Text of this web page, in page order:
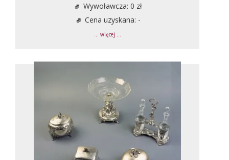
Wywoławcza: 0 zł
Cena uzyskana: -
... więcej ...